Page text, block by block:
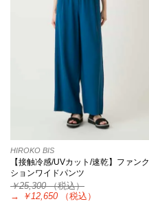
HIROKO BIS
【接触冷感/UVカット/速乾】ファンク
ションワイドパンツ
￥25,300（税込）
→
￥12,650 （税込）